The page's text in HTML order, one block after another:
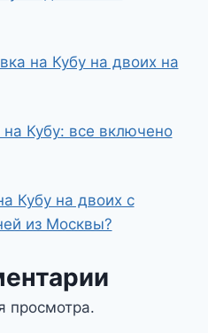
на Кубу на двоих на
Кубу: все включено
Кубу на двоих с
из Москвы?
просмотра.